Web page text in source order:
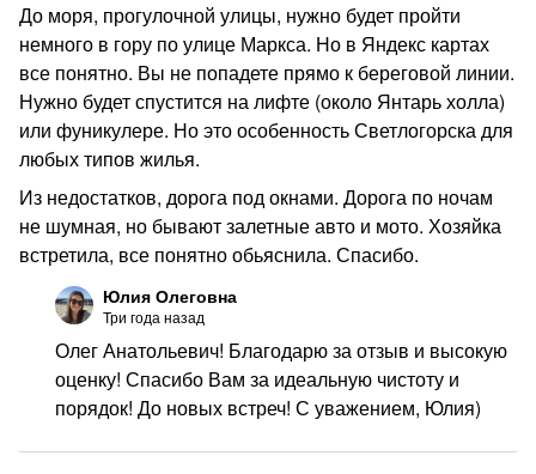
До моря, прогулочной улицы, нужно будет пройти
немного в гору по улице Маркса. Но в Яндекс картах
все понятно. Вы не попадете прямо к береговой линии.
Нужно будет спустится на лифте (около Янтарь холла)
или фуникулере. Но это особенность Светлогорска для
любых типов жилья.
Из недостатков, дорога под окнами. Дорога по ночам
не шумная, но бывают залетные авто и мото. Хозяйка
встретила, все понятно обьяснила. Спасибо.
Юлия Олеговна
Три года назад
Олег Анатольевич! Благодарю за отзыв и высокую
оценку! Спасибо Вам за идеальную чистоту и
порядок! До новых встреч! С уважением, Юлия)